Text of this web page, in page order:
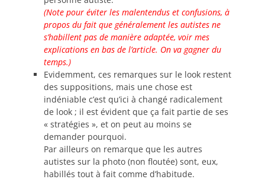
(Note pour éviter les malentendus et confusions, à
propos du fait que généralement les autistes ne
s’habillent pas de manière adaptée, voir mes
explications en bas de l’article. On va gagner du
temps.)
Evidemment, ces remarques sur le look restent
des suppositions, mais une chose est
indéniable c’est qu’ici à changé radicalement
de look ; il est évident que ça fait partie de ses
« stratégies », et on peut au moins se
demander pourquoi.
Par ailleurs on remarque que les autres
autistes sur la photo (non floutée) sont, eux,
habillés tout à fait comme d’habitude.